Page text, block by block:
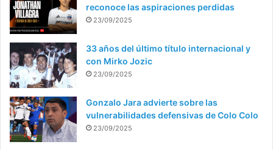
reconoce las aspiraciones perdidas
23/09/2025
33 años del último título internacional y
con Mirko Jozic
23/09/2025
Gonzalo Jara advierte sobre las
vulnerabilidades defensivas de Colo Colo
23/09/2025